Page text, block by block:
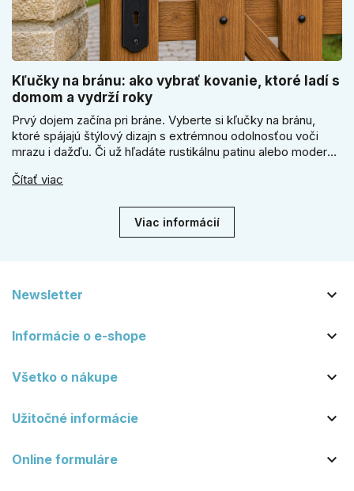
Kľučky na bránu: ako vybrať kovanie, ktoré ladí s
domom a vydrží roky
Prvý dojem začína pri bráne. Vyberte si kľučky na bránu,
ktoré spájajú štýlový dizajn s extrémnou odolnosťou voči
mrazu i dažďu. Či už hľadáte rustikálnu patinu alebo moderné
vydrží roky. Zabezpečte svoj vstup kvalitou, ktorá prežije
Čítať viac
Viac informácií
Newsletter 
Informácie o e-shope 
Všetko o nákupe 
Užitočné informácie 
Online formuláre 